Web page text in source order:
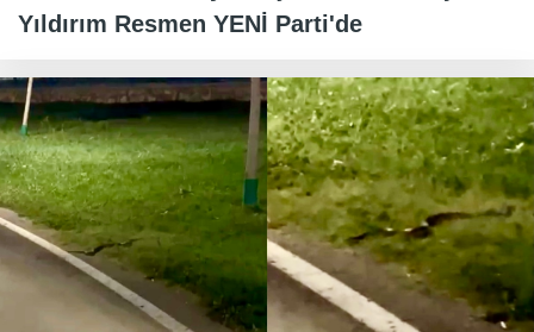
Yıldırım Resmen YENİ Parti'de